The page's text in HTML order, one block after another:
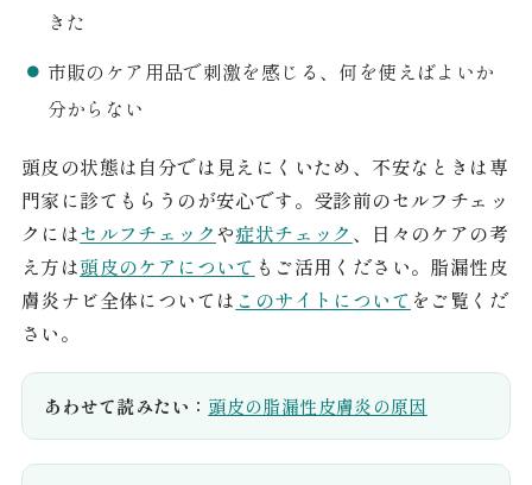
きた
市販のケア用品で刺激を感じる、何を使えばよいか
分からない
頭皮の状態は自分では見えにくいため、不安なときは専
門家に診てもらうのが安心です。受診前のセルフチェッ
クにはセルフチェックや症状チェック 、日々のケアの考
え方は頭皮のケアについて もご活用ください。脂漏性皮
膚炎ナビ全体については このサイトについて をご覧くだ
さい。
あわせて読みたい： 頭皮の脂漏性皮膚炎の原因